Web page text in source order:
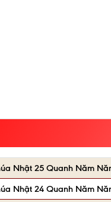
Nhật 25 Quanh Năm
Nhật 24 Quanh Năm